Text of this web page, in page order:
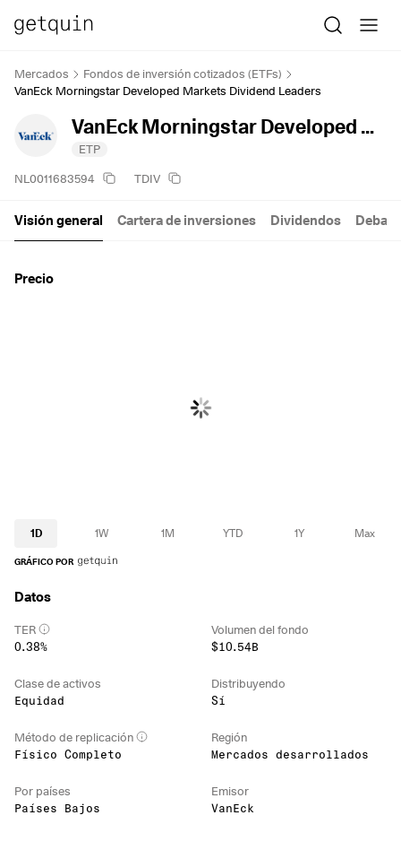
Mercados
Fondos de inversión cotizados (ETFs)
VanEck Morningstar Developed Markets Dividend Leaders
VanEck Morningstar Developed Markets Dividend Leaders
ETP
NL0011683594 TDIV
Visión general Cartera de inversiones Dividendos Debate
Precio
1D 1W 1M YTD 1Y Max
GRÁFICO POR
Datos
TER
0.38%
Volumen del fondo
$10.54B
Clase de activos
Equidad
Distribuyendo
Sí
Método de replicación
Físico Completo
Región
Mercados desarrollados
Por países
Países Bajos
Emisor
VanEck